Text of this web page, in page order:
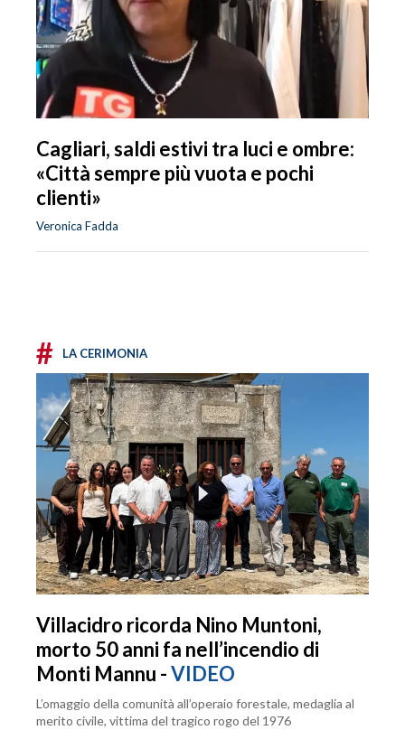
Cagliari, saldi estivi tra luci e ombre:
«Città sempre più vuota e pochi
clienti»
Veronica Fadda
# LA CERIMONIA
Villacidro ricorda Nino Muntoni,
morto 50 anni fa nell’incendio di
Monti Mannu -VIDEO
L’omaggio della comunità all’operaio forestale, medaglia al
merito civile, vittima del tragico rogo del 1976